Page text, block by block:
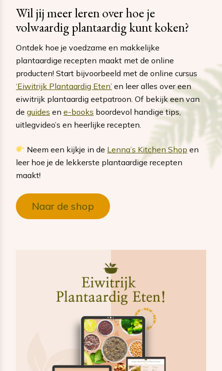
Wil jij meer leren over hoe je
volwaardig plantaardig kunt koken?
Ontdek hoe je voedzame en makkelijke
plantaardige recepten maakt met de online
producten! Start bijvoorbeeld met de online cursus
‘Eiwitrijk Plantaardig Eten’ en leer alles over een
eiwitrijk plantaardig eetpatroon. Of bekijk een van
de guides en e-books boordevol handige tips,
uitlegvideo’s en heerlijke recepten.
Neem een kijkje in de Lenna’s Kitchen Shop en
leer hoe je de lekkerste plantaardige recepten
maakt!
Naar de shop